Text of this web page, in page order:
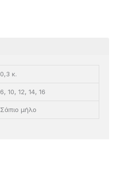
0,3 κ.
6, 10, 12, 14, 16
Σάπιο μήλο